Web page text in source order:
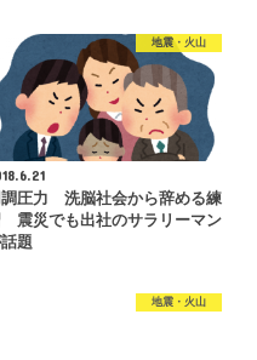
地震・火山
調圧力 洗脳社会から辞める練
震災でも出社のサラリーマン
題
地震・火山